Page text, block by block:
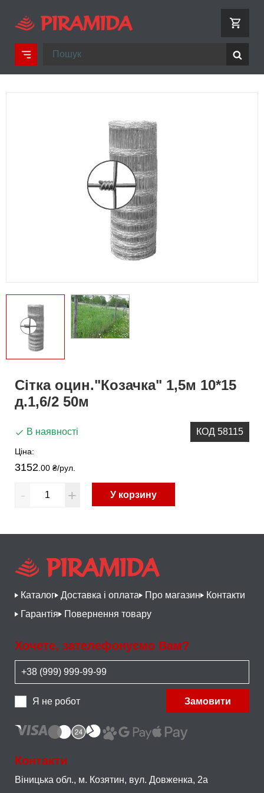
Сітка оцин."Козачка" 1,5м 10*15
д.1,6/2 50м
В наявності КОД 58115
Ціна:
3152 .00 ₴/рул.
- + У корзину
Каталог Доставка і оплата Про магазин
Контакти
Гарантія
Повернення товару
Хочете, зателефонуємо Вам?
Я не робот Замовити
Контакти
Віницька обл., м. Козятин, вул. Довженка, 2а